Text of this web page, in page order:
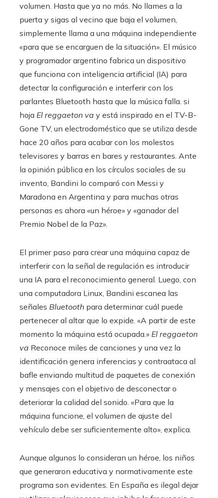
volumen. Hasta que ya no más. No llames a la
puerta y sigas al vecino que baja el volumen,
simplemente llama a una máquina independiente
«para que se encarguen de la situación». El músico
y programador argentino fabrica un dispositivo
que funciona con inteligencia artificial (IA) para
detectar la configuración e interferir con los
parlantes Bluetooth hasta que la música falla. si
hoja El reggaeton va y está inspirado en el TV-B-
Gone TV, un electrodoméstico que se utiliza desde
hace 20 años para acabar con los molestos
televisores y barras en bares y restaurantes. Ante
la opinión pública en los círculos sociales de su
invento, Bandini lo comparó con Messi y
Maradona en Argentina y para muchas otras
personas es ahora «un héroe» y «ganador del
Premio Nobel de la Paz».
El primer paso para crear una máquina capaz de
interferir con la señal de regulación es introducir
una IA para el reconocimiento general. Luego, con
una computadora Linux, Bandini escanea las
señales Bluetooth para determinar cuál puede
pertenecer al altar que lo expide. «A partir de este
momento la máquina está ocupada.» El reggaeton
va Reconoce miles de canciones y una vez la
identificación genera inferencias y contraataca al
bafle enviando multitud de paquetes de conexión
y mensajes con el objetivo de desconectar o
deteriorar la calidad del sonido. «Para que la
máquina funcione, el volumen de ajuste del
vehículo debe ser suficientemente alto», explica.
Aunque algunos lo consideran un héroe, los niños
que generaron educativa y normativamente este
programa son evidentes. En España es ilegal dejar